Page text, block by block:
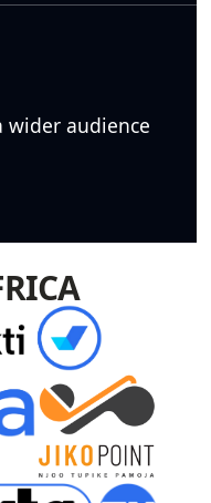
wider audience